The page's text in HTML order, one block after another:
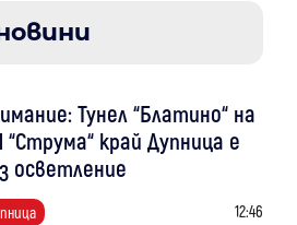
Тунел “Блатино“ на
край Дупница е
осветление
12:46